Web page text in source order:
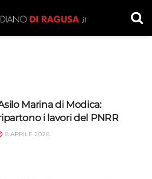
Marina di Modica:
i lavori del PNRR
8 APRILE 2026